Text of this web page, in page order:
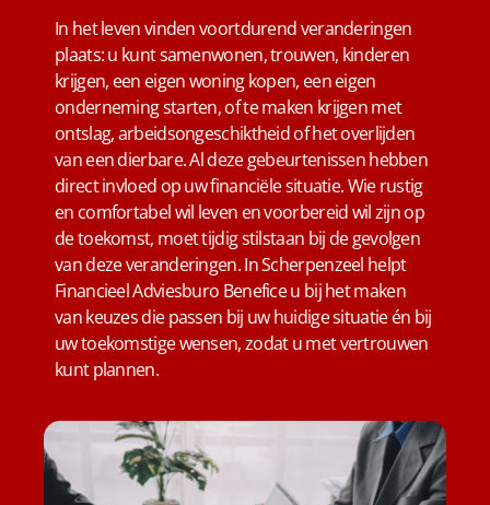
In het leven vinden voortdurend veranderingen
plaats: u kunt samenwonen, trouwen, kinderen
krijgen, een eigen woning kopen, een eigen
onderneming starten, of te maken krijgen met
ontslag, arbeidsongeschiktheid of het overlijden
van een dierbare. Al deze gebeurtenissen hebben
direct invloed op uw financiële situatie. Wie rustig
en comfortabel wil leven en voorbereid wil zijn op
de toekomst, moet tijdig stilstaan bij de gevolgen
van deze veranderingen. In Scherpenzeel helpt
Financieel Adviesburo Benefice u bij het maken
van keuzes die passen bij uw huidige situatie én bij
uw toekomstige wensen, zodat u met vertrouwen
kunt plannen.